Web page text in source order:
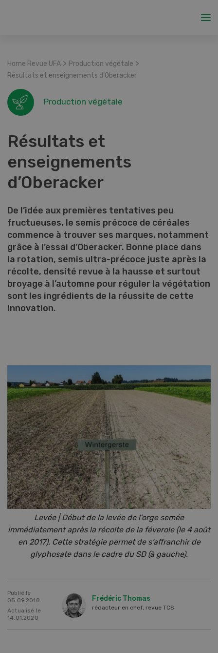
Home Revue UFA > Production végétale >
Résultats et enseignements d’Oberacker
Production végétale
Résultats et
enseignements
d’Oberacker
De l’idée aux premières tentatives peu
fructueuses, le semis précoce de céréales
commence à trouver ses marques, notamment
grâce à l’essai d’Oberacker. Bonne place dans
la rotation, semis ultra-précoce juste après la
récolte, densité revue à la hausse et surtout
broyage à l’automne pour réguler la végétation
sont les ingrédients de la réussite de cette
innovation.
Levée | Début de la levée de l’orge semée
immédiatement après la récolte de la féverole (le 4 août
en 2017). Cette stratégie permet de s’affranchir de
glyphosate dans le cadre du SD (à gauche).
Publié le
05.09.2018
Actualisé le
14.01.2020
Frédéric Thomas
rédacteur en chef, revue TCS